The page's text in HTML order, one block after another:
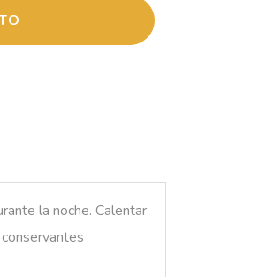
la noche. Calentar